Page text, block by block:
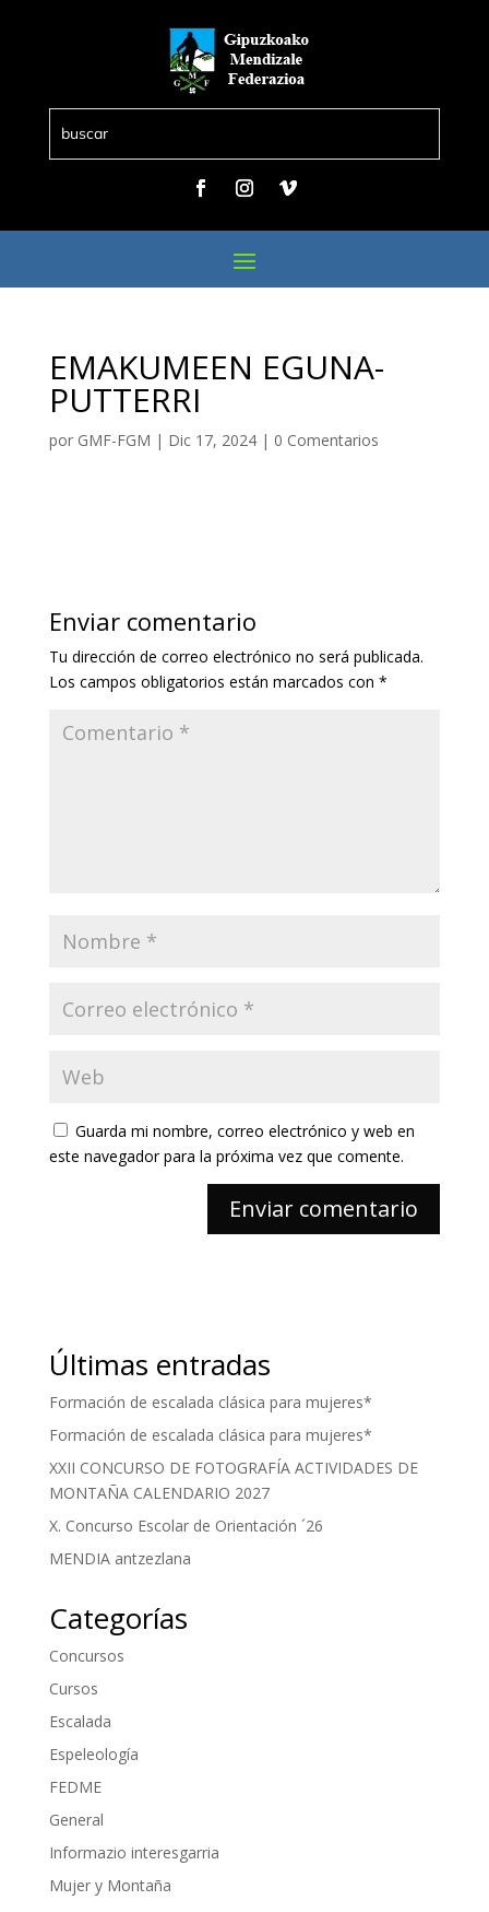
EMAKUMEEN EGUNA-
PUTTERRI
por GMF-FGM | Dic 17, 2024| 0 Comentarios
Enviar comentario
Tu dirección de correo electrónico no será publicada.
Los campos obligatorios están marcados con *
Guarda mi nombre, correo electrónico y web en
este navegador para la próxima vez que comente.
Últimas entradas
Formación de escalada clásica para mujeres*
Formación de escalada clásica para mujeres*
XXII CONCURSO DE FOTOGRAFÍA ACTIVIDADES DE
MONTAÑA CALENDARIO 2027
X. Concurso Escolar de Orientación ´26
MENDIA antzezlana
Categorías
Concursos
Cursos
Escalada
Espeleología
FEDME
General
Informazio interesgarria
Mujer y Montaña